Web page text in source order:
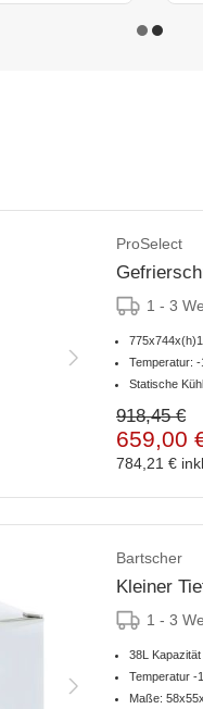
ProSelect
1 - 3
Temperatur: -
Statische
918,45 €
659,00
784,21 €
Bartscher
Kleiner
1 - 3
38L Kapazität
Temperatur -
Maße: